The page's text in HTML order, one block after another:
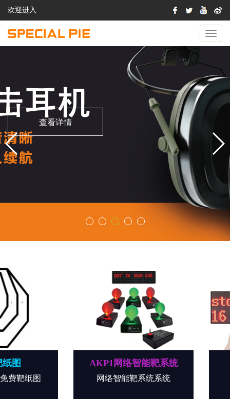
欢迎进入
切
换
航
查看详情
靶纸图
AKP1网络智能靶系统
网络智能靶系统系统